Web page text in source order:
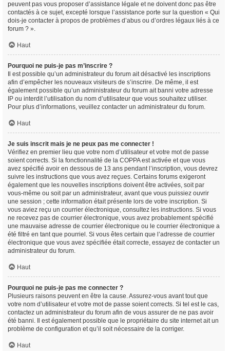
peuvent pas vous proposer d’assistance légale et ne doivent donc pas être
contactés à ce sujet, excepté lorsque l’assistance porte sur la question « Qui
dois-je contacter à propos de problèmes d’abus ou d’ordres légaux liés à ce
forum ? ».
Haut
Pourquoi ne puis-je pas m’inscrire ?
Il est possible qu’un administrateur du forum ait désactivé les inscriptions
afin d’empêcher les nouveaux visiteurs de s’inscrire. De même, il est
également possible qu’un administrateur du forum ait banni votre adresse
IP ou interdit l’utilisation du nom d’utilisateur que vous souhaitez utiliser.
Pour plus d’informations, veuillez contacter un administrateur du forum.
Haut
Je suis inscrit mais je ne peux pas me connecter !
Vérifiez en premier lieu que votre nom d’utilisateur et votre mot de passe
soient corrects. Si la fonctionnalité de la COPPA est activée et que vous
avez spécifié avoir en dessous de 13 ans pendant l’inscription, vous devrez
suivre les instructions que vous avez reçues. Certains forums exigeront
également que les nouvelles inscriptions doivent être activées, soit par
vous-même ou soit par un administrateur, avant que vous puissiez ouvrir
une session ; cette information était présente lors de votre inscription. Si
vous aviez reçu un courrier électronique, consultez les instructions. Si vous
ne recevez pas de courrier électronique, vous avez probablement spécifié
une mauvaise adresse de courrier électronique ou le courrier électronique a
été filtré en tant que pourriel. Si vous êtes certain que l’adresse de courrier
électronique que vous avez spécifiée était correcte, essayez de contacter un
administrateur du forum.
Haut
Pourquoi ne puis-je pas me connecter ?
Plusieurs raisons peuvent en être la cause. Assurez-vous avant tout que
votre nom d’utilisateur et votre mot de passe soient corrects. Si tel est le cas,
contactez un administrateur du forum afin de vous assurer de ne pas avoir
été banni. Il est également possible que le propriétaire du site internet ait un
problème de configuration et qu’il soit nécessaire de la corriger.
Haut